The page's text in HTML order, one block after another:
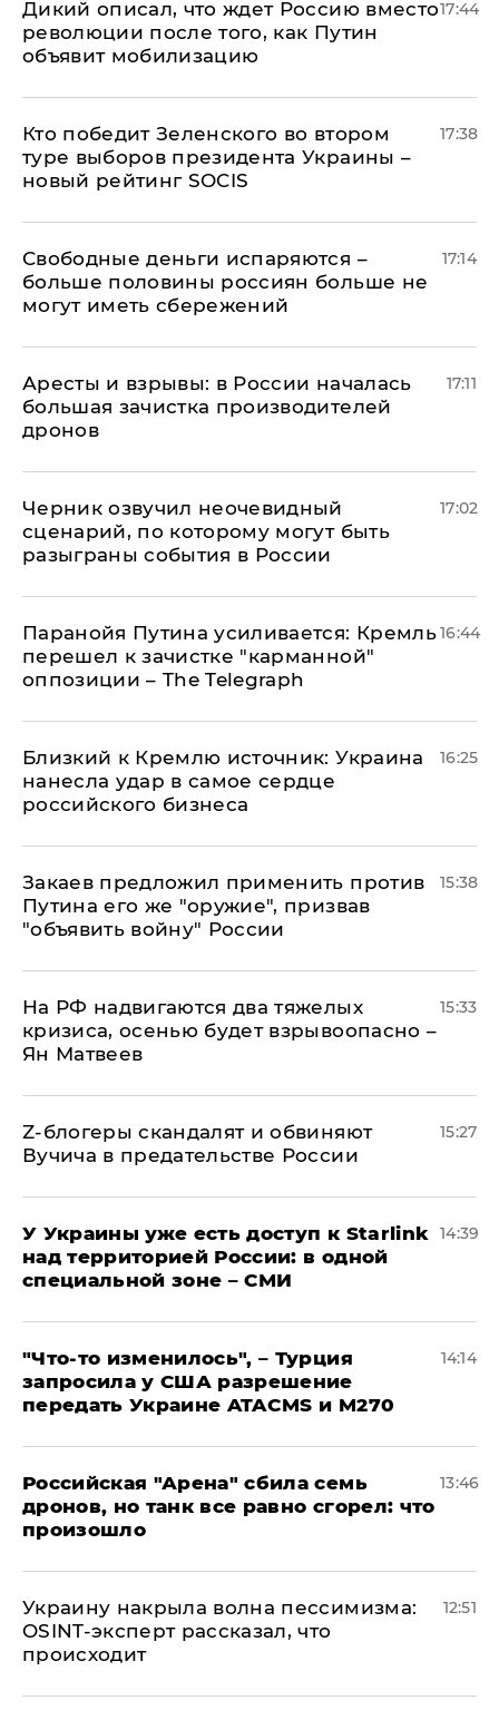
Дикий описал, что ждет Россию вместо
революции после того, как Путин
объявит мобилизацию
17:44
Кто победит Зеленского во втором
туре выборов президента Украины –
новый рейтинг SOCIS
17:38
Свободные деньги испаряются –
больше половины россиян больше не
могут иметь сбережений
17:14
Аресты и взрывы: в России началась
большая зачистка производителей
дронов
17:11
Черник озвучил неочевидный
сценарий, по которому могут быть
разыграны события в России
17:02
Паранойя Путина усиливается: Кремль
перешел к зачистке "карманной"
оппозиции – The Telegraph
16:44
Близкий к Кремлю источник: Украина
нанесла удар в самое сердце
российского бизнеса
16:25
Закаев предложил применить против
Путина его же "оружие", призвав
"объявить войну" России
15:38
На РФ надвигаются два тяжелых
кризиса, осенью будет взрывоопасно –
Ян Матвеев
15:33
Z-блогеры скандалят и обвиняют
Вучича в предательстве России
15:27
У Украины уже есть доступ к Starlink
над территорией России: в одной
специальной зоне – СМИ
14:39
​"Что-то изменилось", – Турция
запросила у США разрешение
передать Украине ATACMS и M270
14:14
​Российская "Арена" сбила семь
дронов, но танк все равно сгорел: что
произошло
13:46
​Украину накрыла волна пессимизма:
OSINT-эксперт рассказал, что
происходит
12:51